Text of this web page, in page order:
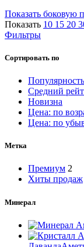
Показать боковую
Показать 10 15 20
Фильтры
Сортировать по
Популярность
Средний
Новизна
Цена: по
Цена: по
Метка
Премиум 2
Хиты продаж
Минерал